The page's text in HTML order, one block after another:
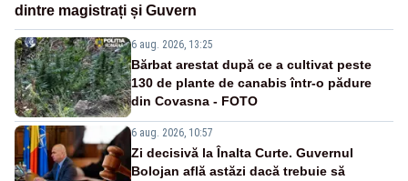
dintre magistrați și Guvern
6 aug. 2026, 13:25
Bărbat arestat după ce a cultivat peste
130 de plante de canabis într-o pădure
din Covasna - FOTO
6 aug. 2026, 10:57
Zi decisivă la Înalta Curte. Guvernul
Bolojan află astăzi dacă trebuie să